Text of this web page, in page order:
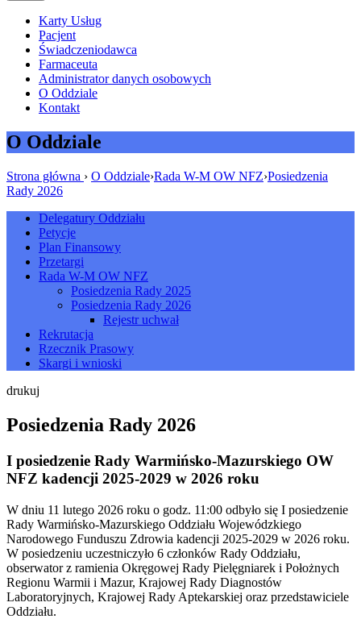
Karty Usług
Pacjent
Świadczeniodawca
Farmaceuta
Administrator danych osobowych
O Oddziale
Kontakt
O Oddziale
Strona główna › O Oddziale›Rada W-M OW NFZ›Posiedzenia
Rady 2026
Delegatury Oddziału
Petycje
Plan Finansowy
Przetargi
Rada W-M OW NFZ
Posiedzenia Rady 2025
Posiedzenia Rady 2026
Rejestr uchwał
Rekrutacja
Rzecznik Prasowy
Skargi i wnioski
drukuj
Posiedzenia Rady 2026
I posiedzenie Rady Warmińsko-Mazurskiego OW
NFZ kadencji 2025-2029 w 2026 roku
W dniu 11 lutego 2026 roku o godz. 11:00 odbyło się I posiedzenie
Rady Warmińsko-Mazurskiego Oddziału Wojewódzkiego
Narodowego Funduszu Zdrowia kadencji 2025-2029 w 2026 roku.
W posiedzeniu uczestniczyło 6 członków Rady Oddziału,
obserwator z ramienia Okręgowej Rady Pielęgniarek i Położnych
Regionu Warmii i Mazur, Krajowej Rady Diagnostów
Laboratoryjnych, Krajowej Rady Aptekarskiej oraz przedstawiciele
Oddziału.